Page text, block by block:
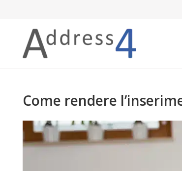
Blog
Come rendere